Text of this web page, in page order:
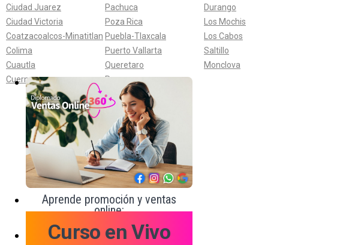
Ciudad Juarez
Ciudad Victoria
Coatzacoalcos-Minatitlan
Colima
Cuautla
Cuernavaca
Pachuca
Poza Rica
Puebla-Tlaxcala
Puerto Vallarta
Queretaro
Reynosa
Durango
Los Mochis
Los Cabos
Saltillo
Monclova
Aprende promoción y ventas
online:
Curso en Vivo